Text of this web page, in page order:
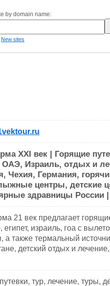
by domain name:
New sites
XXI век | Горящие
ОАЭ, Израиль, отдых и
Чехия, Германия,
центры, детские
здравницы России
21 век предлагает
египет, израиль, гоа с
а также термальный
детский отдых и
тур, лечение, туры,